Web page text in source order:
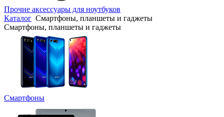
Прочие аксессуары для ноутбуков
Каталог Смартфоны, планшеты и гаджеты
Смартфоны, планшеты и гаджеты
Смартфоны